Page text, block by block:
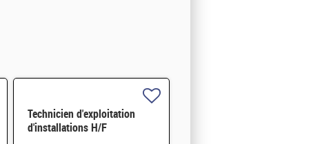
Technicien d'exploitation
d'installations H/F